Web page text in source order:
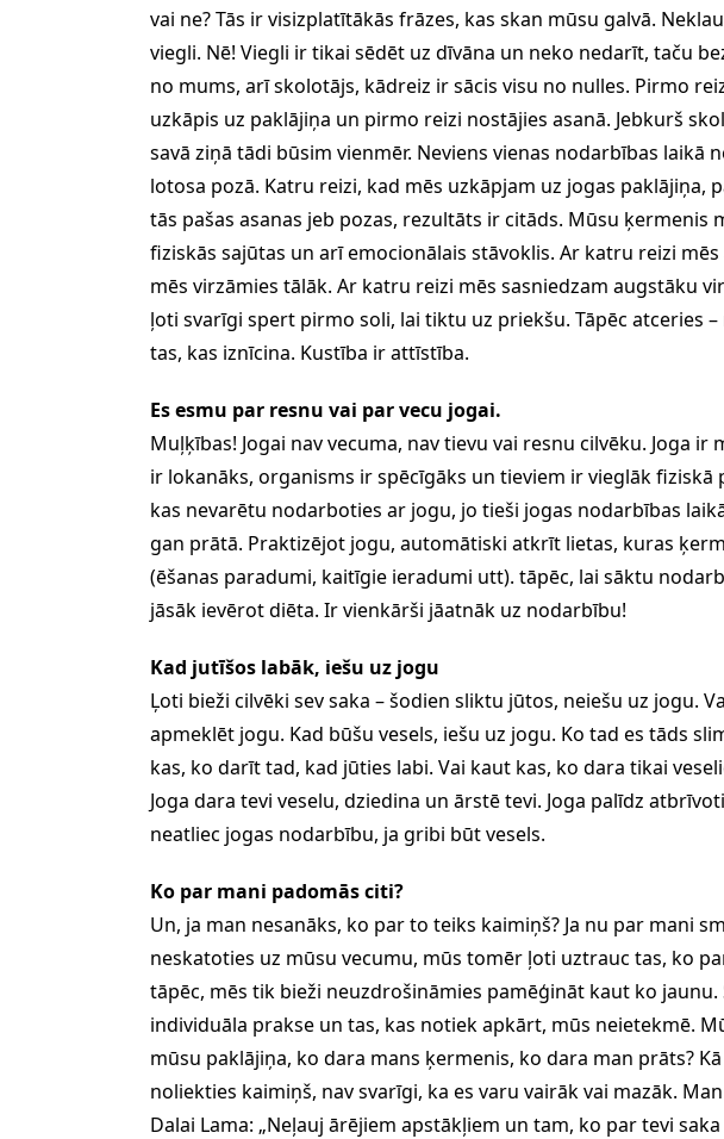
vai ne? Tās ir visizplatītākās frāzes, kas skan mūsu galvā.
viegli. Nē! Viegli ir tikai sēdēt uz dīvāna un neko nedarīt, taču
no mums, arī skolotājs, kādreiz ir sācis visu no nulles. Pirmo
uzkāpis uz paklājiņa un pirmo reizi nostājies asanā. Jebkurš
savā ziņā tādi būsim vienmēr. Neviens vienas nodarbības laikā
lotosa pozā. Katru reizi, kad mēs uzkāpjam uz jogas paklājiņa,
tās pašas asanas jeb pozas, rezultāts ir citāds. Mūsu ķermenis
fiziskās sajūtas un arī emocionālais stāvoklis. Ar katru reizi
mēs virzāmies tālāk. Ar katru reizi mēs sasniedzam augstāku
ļoti svarīgi spert pirmo soli, lai tiktu uz priekšu. Tāpēc atceries
tas, kas iznīcina. Kustība ir attīstība.
Es esmu par resnu vai par vecu jogai.
Muļķības! Jogai nav vecuma, nav tievu vai resnu cilvēku. Joga ir
ir lokanāks, organisms ir spēcīgāks un tieviem ir vieglāk fiziskā
kas nevarētu nodarboties ar jogu, jo tieši jogas nodarbības
gan prātā. Praktizējot jogu, automātiski atkrīt lietas, kuras
(ēšanas paradumi, kaitīgie ieradumi utt). tāpēc, lai sāktu
jāsāk ievērot diēta. Ir vienkārši jāatnāk uz nodarbību!
Kad jutīšos labāk, iešu uz jogu
Ļoti bieži cilvēki sev saka – šodien sliktu jūtos, neiešu uz jogu.
apmeklēt jogu. Kad būšu vesels, iešu uz jogu. Ko tad es tāds
kas, ko darīt tad, kad jūties labi. Vai kaut kas, ko dara tikai
Joga dara tevi veselu, dziedina un ārstē tevi. Joga palīdz
neatliec jogas nodarbību, ja gribi būt vesels.
Ko par mani padomās citi?
Un, ja man nesanāks, ko par to teiks kaimiņš? Ja nu par mani
neskatoties uz mūsu vecumu, mūs tomēr ļoti uztrauc tas, ko
tāpēc, mēs tik bieži neuzdrošināmies pamēģināt kaut ko
individuāla prakse un tas, kas notiek apkārt, mūs neietekmē.
mūsu paklājiņa, ko dara mans ķermenis, ko dara man prāts?
noliekties kaimiņš, nav svarīgi, ka es varu vairāk vai mazāk.
Dalai Lama: „Neļauj ārējiem apstākļiem un tam, ko par tevi